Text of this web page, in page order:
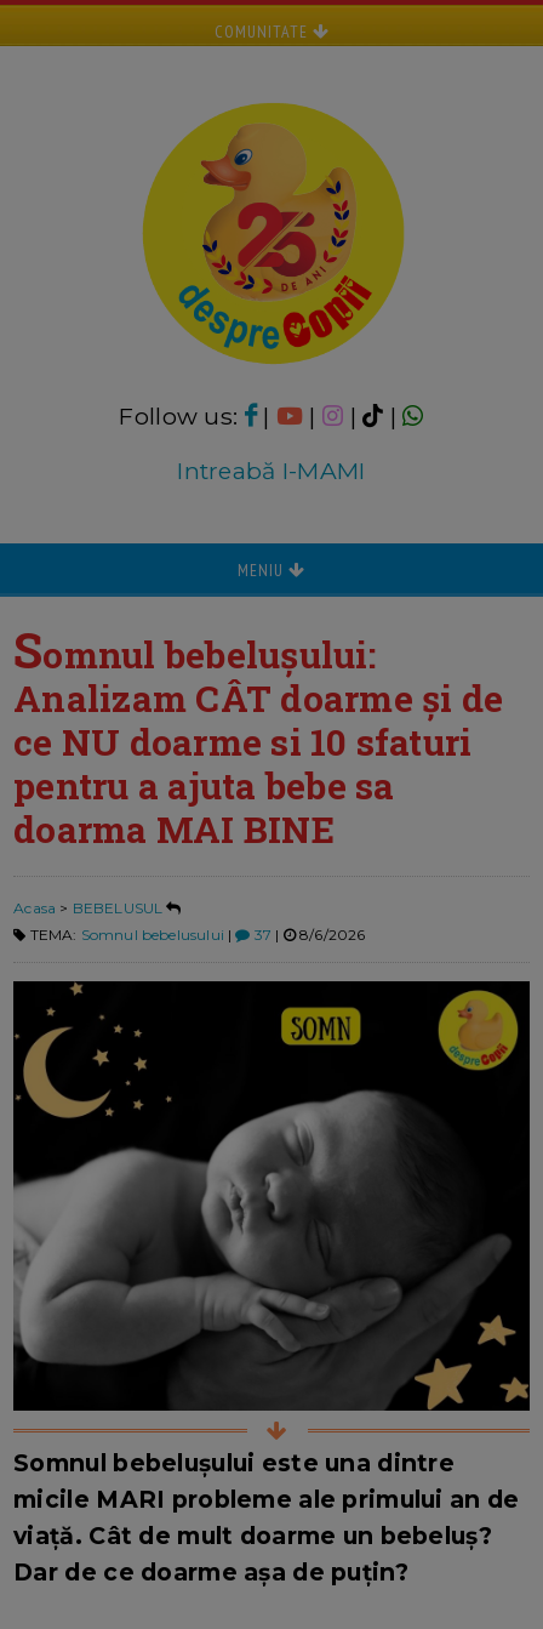
COMUNITATE
Follow us: | | |
|
Intreabă I-MAMI
MENIU
Somnul bebelușului:
Analizam CÂT doarme și de
ce NU doarme si 10 sfaturi
pentru a ajuta bebe sa
doarma MAI BINE
Acasa > BEBELUSUL
TEMA: Somnul bebelusului | 37 | 8/6/2026
Somnul bebelușului este una dintre
micile MARI probleme ale primului an de
viață. Cât de mult doarme un bebeluș?
Dar de ce doarme așa de puțin?